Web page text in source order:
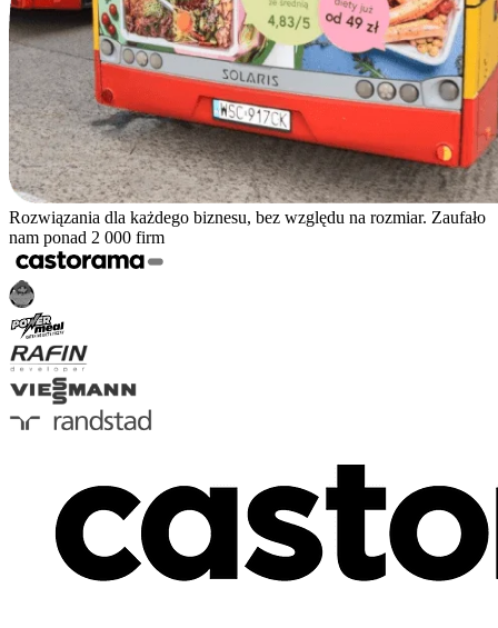
Rozwiązania dla każdego biznesu, bez względu na rozmiar. Zaufało
nam ponad 2 000 firm